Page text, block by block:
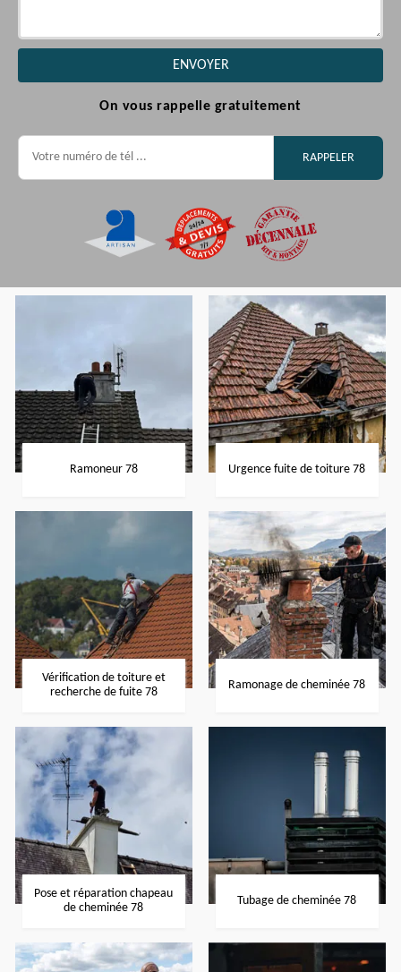
On vous rappelle gratuitement
Ramoneur 78 Urgence fuite de toiture 78
Vérification de toiture et
recherche de fuite 78
Ramonage de cheminée 78
Pose et réparation chapeau
de cheminée 78
Tubage de cheminée 78